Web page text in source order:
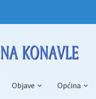
Objave Općina